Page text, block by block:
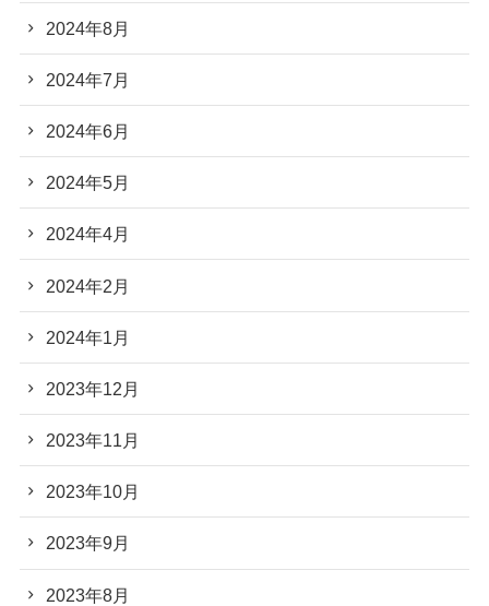
2024年8月
2024年7月
2024年6月
2024年5月
2024年4月
2024年2月
2024年1月
2023年12月
2023年11月
2023年10月
2023年9月
2023年8月